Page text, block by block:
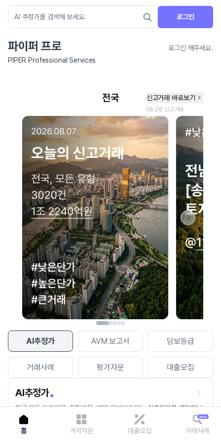
로그인
파이퍼 프로
로그인 해주세요.
PIPER Professional Services
AI추정가 AVM 보고서 담보등급
거래사례 평가자문 대출모집
AI추정가
전국 모든 토지건물, 집합건물, 매월 업데이트되는 AI추정가를 경험해보
세요.
네이버 지도 연결 안내
현재 네이버 지도 연결이 원활하지 않아 지도를 불러올 수 없습니다.
이용에 불편을 드려 죄송합니다.
다시 시도
홈 가격자문 대출모집 거래사례